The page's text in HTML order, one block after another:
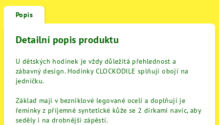
Popis
Detailní popis produktu
U dětských hodinek je vždy důležitá přehlednost a
zábavný design. Hodinky CLOCKODILE splňují obojí na
jedničku.
Základ mají v bezniklové legované oceli a doplňují je
řemínky z příjemné syntetické kůže se 2 dírkami navíc, aby
seděly i na drobnější zápěstí.